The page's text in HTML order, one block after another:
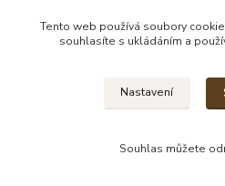
2024 © DogDen.cz,
Tento web používá soubory
souhlasíte s ukládáním a
Nastavení
Souhlas můžete